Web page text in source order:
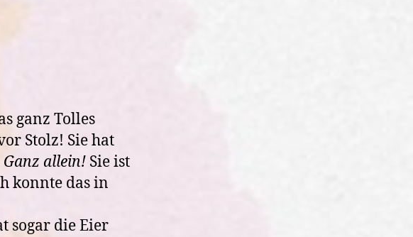
ganz Tolles
Stolz! Sie hat
allein! Sie ist
konnte das in
sogar die Eier